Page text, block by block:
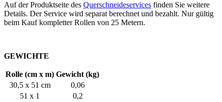
Auf der Produktseite des Querschneideservices finden Sie weitere
Details. Der Service wird separat berechnet und bezahlt. Nur gültig
beim Kauf kompletter Rollen von 25 Metern.
GEWICHTE
Rolle (cm x m) Gewicht (kg)
30,5 x 51 cm
0,06
51 x 1
0,2